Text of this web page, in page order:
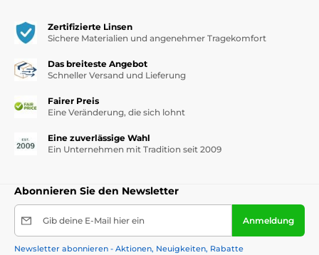
Zertifizierte Linsen
Sichere Materialien und angenehmer Tragekomfort
Das breiteste Angebot
Schneller Versand und Lieferung
Fairer Preis
Eine Veränderung, die sich lohnt
Eine zuverlässige Wahl
Ein Unternehmen mit Tradition seit 2009
Abonnieren Sie den Newsletter
Gib deine E-Mail hier ein Anmeldung
Newsletter abonnieren - Aktionen, Neuigkeiten, Rabatte